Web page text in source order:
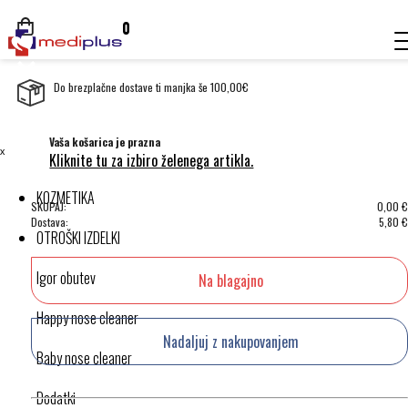
0
Do brezplačne dostave ti manjka še 100,00€
Vaša košarica je prazna
Kliknite tu za izbiro želenega artikla.
SKUPAJ: 0,00 €
Dostava:
5,80 €
Na blagajno
Nadaljuj z nakupovanjem
ˣ
KOZMETIKA
OTROŠKI IZDELKI
Igor obutev
Happy nose cleaner
Baby nose cleaner
Dodatki